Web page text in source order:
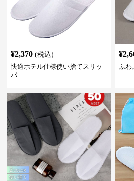
¥2,370 (税込)
快適ホテル仕様使い捨てスリッ
パ
¥
ふわ